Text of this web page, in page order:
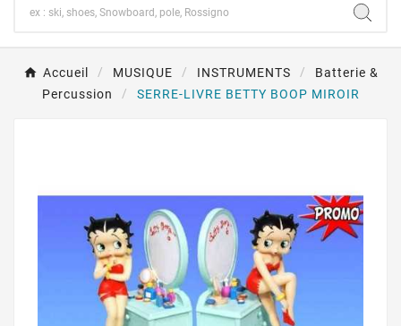
Accueil MUSIQUE INSTRUMENTS
Batterie &
Percussion
SERRE-LIVRE BETTY BOOP MIROIR